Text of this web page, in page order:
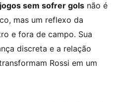
sem sofrer gols não é
mas um reflexo da
e fora de campo. Sua
discreta e a relação
Rossi em um